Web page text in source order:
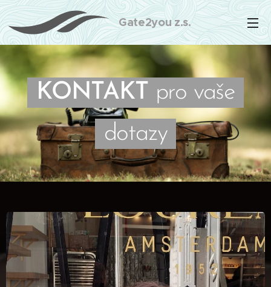
Gate2you z.s.
KONTAKT pro vaše
dotazy